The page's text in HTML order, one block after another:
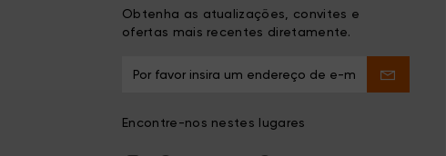
Obtenha as atualizações, convites e
ofertas mais recentes diretamente.
Encontre-nos nestes lugares